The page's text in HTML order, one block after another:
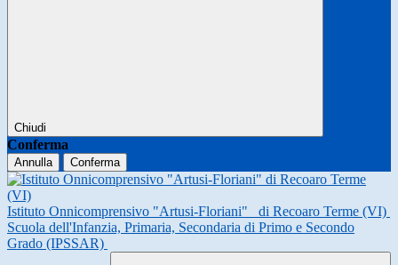
Chiudi
Conferma
Annulla Conferma
Istituto Onnicomprensivo "Artusi-Floriani"
di Recoaro Terme (VI)
Scuola dell'Infanzia, Primaria, Secondaria di Primo e Secondo
Grado (IPSSAR)